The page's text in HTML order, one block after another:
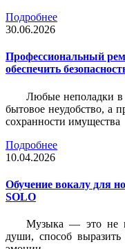
Подробнее
30.06.2026
Профессиональный
обеспечить
Любые неполадки в
бытовое неудобство, а
сохранности имущества
Подробнее
10.04.2026
Обучение вокалу для
SOLO
Музыка — это не
души, способ